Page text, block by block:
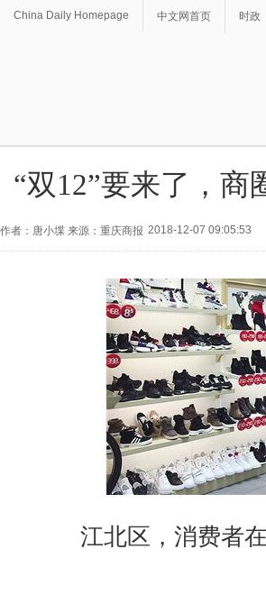
China Daily Homepage 中文网首页 时政
“双12”要来了，商
作者：唐小堞 来源：重庆商报 2018-12-07 09:05:53
江北区，消费者在